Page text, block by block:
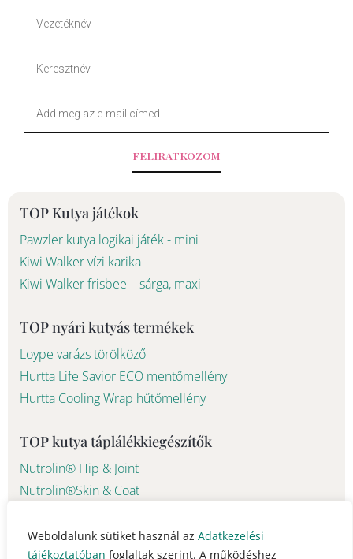
Weboldalunk sütiket használ az Adatkezelési
tájékoztatóban foglaltak szerint. A működéshez
o
o
k
f
k
Vezetéknév
Keresztnév
Your
Email
FELIRATKOZOM
TOP Kutya játékok
Pawzler kutya logikai játék - mini
Kiwi Walker vízi karika
Kiwi Walker frisbee – sárga, maxi
TOP nyári kutyás termékek
Loype varázs törölköző
Hurtta Life Savior ECO mentőmellény
Hurtta Cooling Wrap hűtőmellény
TOP kutya táplálékkiegészítők
Nutrolin® Hip & Joint
Nutrolin®Skin & Coat
© 2023 - 2026 Pawsome Life Hungary info@pawsomelife.hu